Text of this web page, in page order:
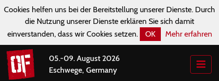
Cookies helfen uns bei der Bereitstellung unserer Dienste. Durch
die Nutzung unserer Dienste erklären Sie sich damit
einverstanden, dass wir Cookies setzen.
OK Mehr erfahren
05.-09. August 2026
Eschwege, Germany